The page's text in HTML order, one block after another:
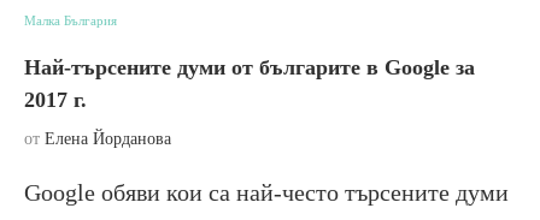
Малка България
Най-търсените думи от българите в Google за
2017 г.
от Елена Йорданова
Google обяви кои са най-често търсените думи